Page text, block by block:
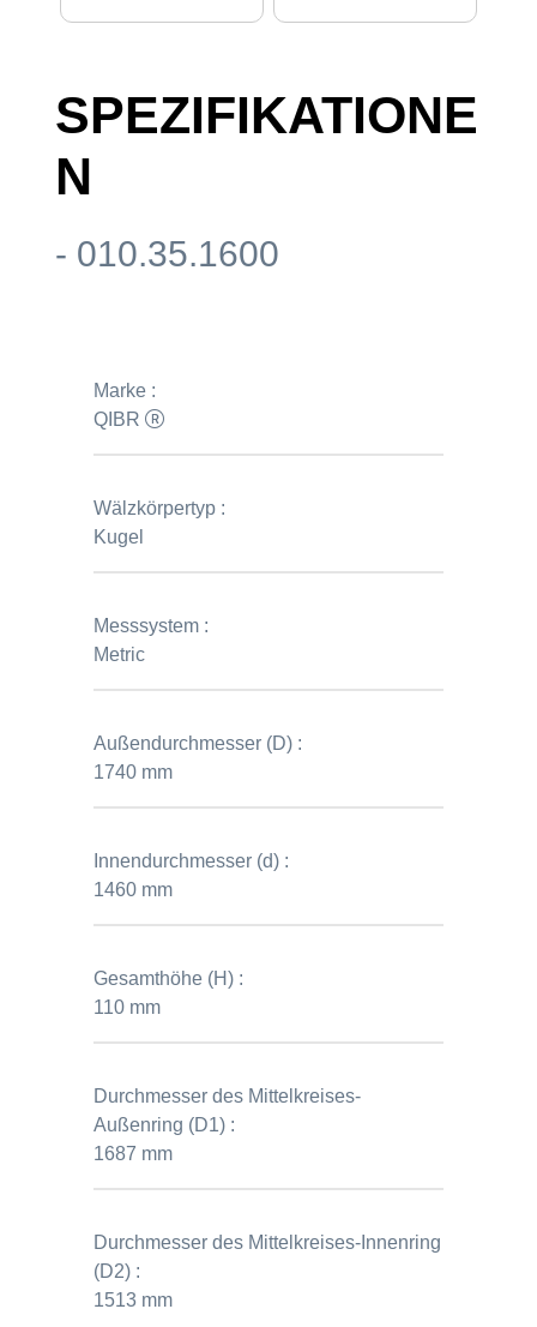
SPEZIFIKATIONE
N
- 010.35.1600
Marke :
QIBR
Wälzkörpertyp :
Kugel
Messsystem :
Metric
Außendurchmesser (D) :
1740 mm
Innendurchmesser (d) :
1460 mm
Gesamthöhe (H) :
110 mm
Durchmesser des Mittelkreises-
Außenring (D1) :
1687 mm
Durchmesser des Mittelkreises-Innenring
(D2) :
1513 mm